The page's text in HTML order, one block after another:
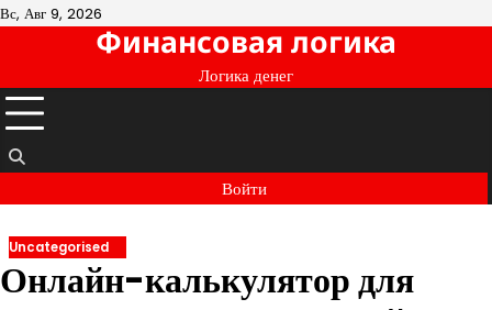
Перейти
Вс, Авг 9, 2026
Финансовая логика
Логика денег
Войти
Uncategorised
Онлайн-калькулятор для